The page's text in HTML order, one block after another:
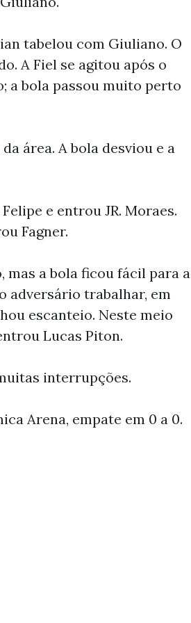
tabelou com Giuliano. O
A Fiel se agitou após o
a bola passou muito perto
área. A bola desviou e a
e entrou JR. Moraes.
Fagner.
mas a bola ficou fácil para a
adversário trabalhar, em
escanteio. Neste meio
Lucas Piton.
interrupções.
Arena, empate em 0 a 0.